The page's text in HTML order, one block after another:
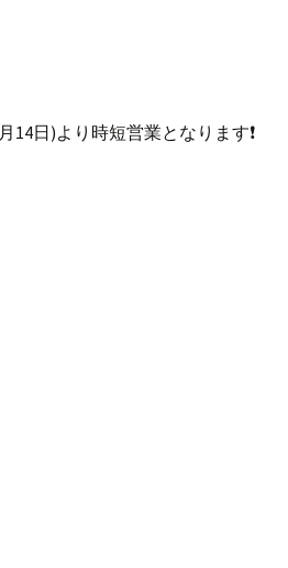
日)より時短営業となります❗